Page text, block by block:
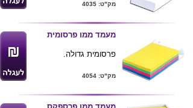
יחידות להזמנה
גודל מעמד 12.5X8.5X3
צבעים
נייר לבן או צבעוני גובה
נייר 3 ס"מ [כ 300 דפים
80 גר']
כמות מינימום 250 יח
מק"ט: 4035
מעמד ממו פרסומית
פרסומית גדולה.
מק"ט: 4054